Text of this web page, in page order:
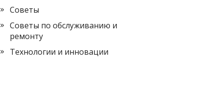
Советы
Советы по обслуживанию и
ремонту
Технологии и инновации